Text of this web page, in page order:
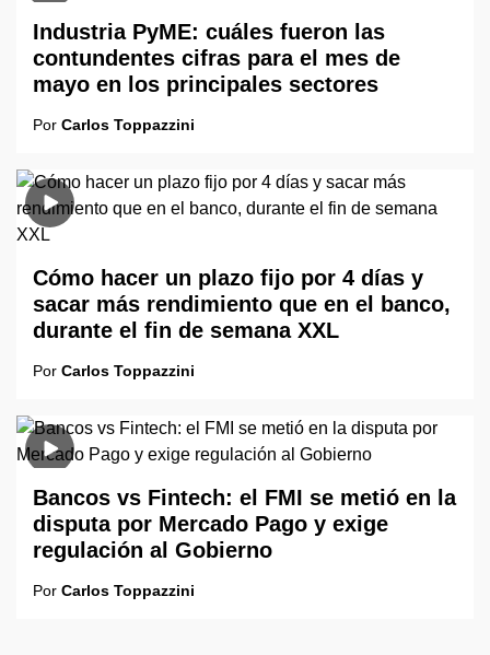
Industria PyME: cuáles fueron las
contundentes cifras para el mes de
mayo en los principales sectores
Por Carlos Toppazzini
Cómo hacer un plazo fijo por 4 días y
sacar más rendimiento que en el banco,
durante el fin de semana XXL
Por Carlos Toppazzini
Bancos vs Fintech: el FMI se metió en la
disputa por Mercado Pago y exige
regulación al Gobierno
Por Carlos Toppazzini